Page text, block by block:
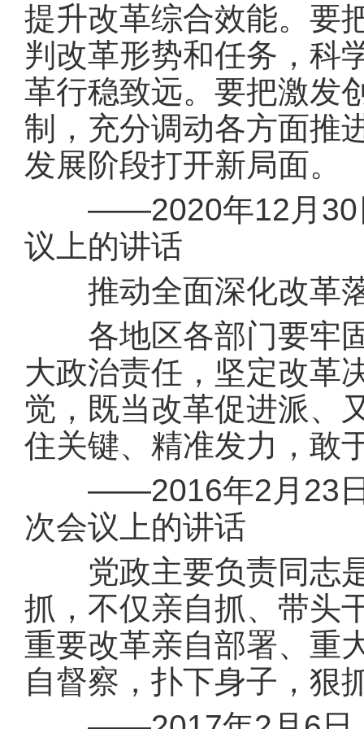
提升改革综合效能。要
判改革形势和任务，科
革行稳致远。要把激发
制，充分调动各方面推
发展阶段打开新局面。
——2020年12月30日
议上的讲话
推动全面深化改革
各地区各部门要牢固
大政治责任，坚定改革
觉，既当改革促进派、
住关键、精准发力，敢
——2016年2月23日
次会议上的讲话
党政主要负责同志是
抓，不仅亲自抓、带头
重要改革亲自部署、重
自督察，扑下身子，狠